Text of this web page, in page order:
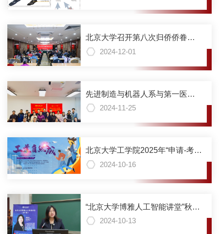
北京大学召开第八次归侨侨眷代
表大会，段慧玲院士当选侨联主
2024-12-01
先进制造与机器人系与第一医院
康复医学科联合举办医工交叉党
2024-11-25
北京大学工学院2025年“申请-考核
制”博士研究生（学术型）招生说
2024-10-16
“北京大学博雅人工智能讲堂”秋季
学期开讲，段慧玲院士讲授“物理
2024-10-13